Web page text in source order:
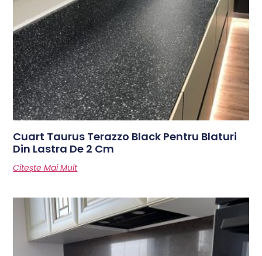
Cuart Taurus Terazzo Black Pentru Blaturi
Din Lastra De 2 Cm
Citește Mai Mult